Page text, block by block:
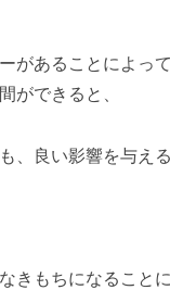
があることによって
ができると、
、良い影響を与え
きもちになることに